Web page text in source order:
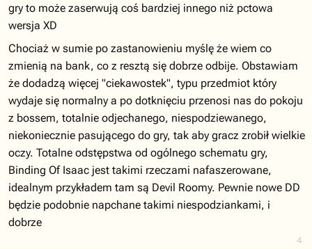
4
gry to może zaserwują coś bardziej innego niż pctowa
wersja XD
Chociaż w sumie po zastanowieniu myślę że wiem co
zmienią na bank, co z resztą się dobrze odbije. Obstawiam
że dodadzą więcej "ciekawostek", typu przedmiot który
wydaje się normalny a po dotknięciu przenosi nas do pokoju
z bossem, totalnie odjechanego, niespodziewanego,
niekoniecznie pasującego do gry, tak aby gracz zrobił wielkie
oczy. Totalne odstępstwa od ogólnego schematu gry,
Binding Of Isaac jest takimi rzeczami nafaszerowane,
idealnym przykładem tam są Devil Roomy. Pewnie nowe DD
będzie podobnie napchane takimi niespodziankami, i
dobrze